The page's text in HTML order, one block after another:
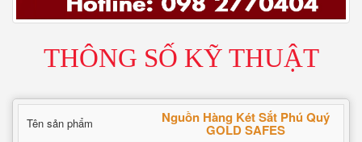
THÔNG SỐ KỸ THUẬT
Tên sản phẩm Nguồn Hàng Két Sắt Phú Quý
GOLD SAFES